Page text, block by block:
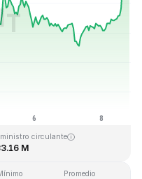
circulante
M
Promedio